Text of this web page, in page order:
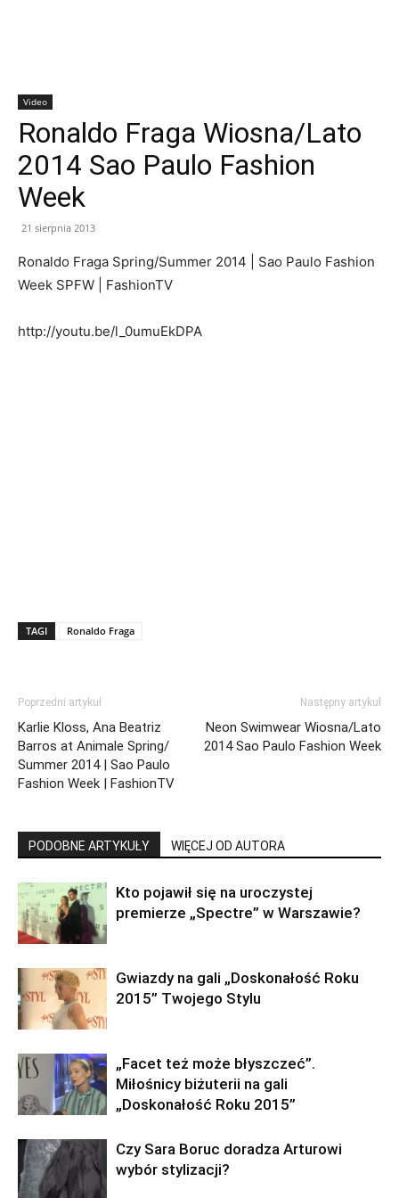
Video
Ronaldo Fraga Wiosna/Lato
2014 Sao Paulo Fashion
Week
21 sierpnia 2013
Ronaldo Fraga Spring/Summer 2014 | Sao Paulo Fashion
Week SPFW | FashionTV
http://youtu.be/l_0umuEkDPA
TAGI Ronaldo Fraga
Poprzedni artykuł
Karlie Kloss, Ana Beatriz
Barros at Animale Spring/
Summer 2014 | Sao Paulo
Fashion Week | FashionTV
Następny artykuł
Neon Swimwear Wiosna/Lato
2014 Sao Paulo Fashion Week
PODOBNE ARTYKUŁY WIĘCEJ OD AUTORA
Kto pojawił się na uroczystej
premierze „Spectre” w Warszawie?
Gwiazdy na gali „Doskonałość Roku
2015” Twojego Stylu
„Facet też może błyszczeć”.
Miłośnicy biżuterii na gali
„Doskonałość Roku 2015”
Czy Sara Boruc doradza Arturowi
wybór stylizacji?